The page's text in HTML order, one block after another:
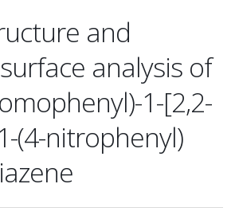
and
analysis of
1-[2,2-
(4-nitrophenyl)